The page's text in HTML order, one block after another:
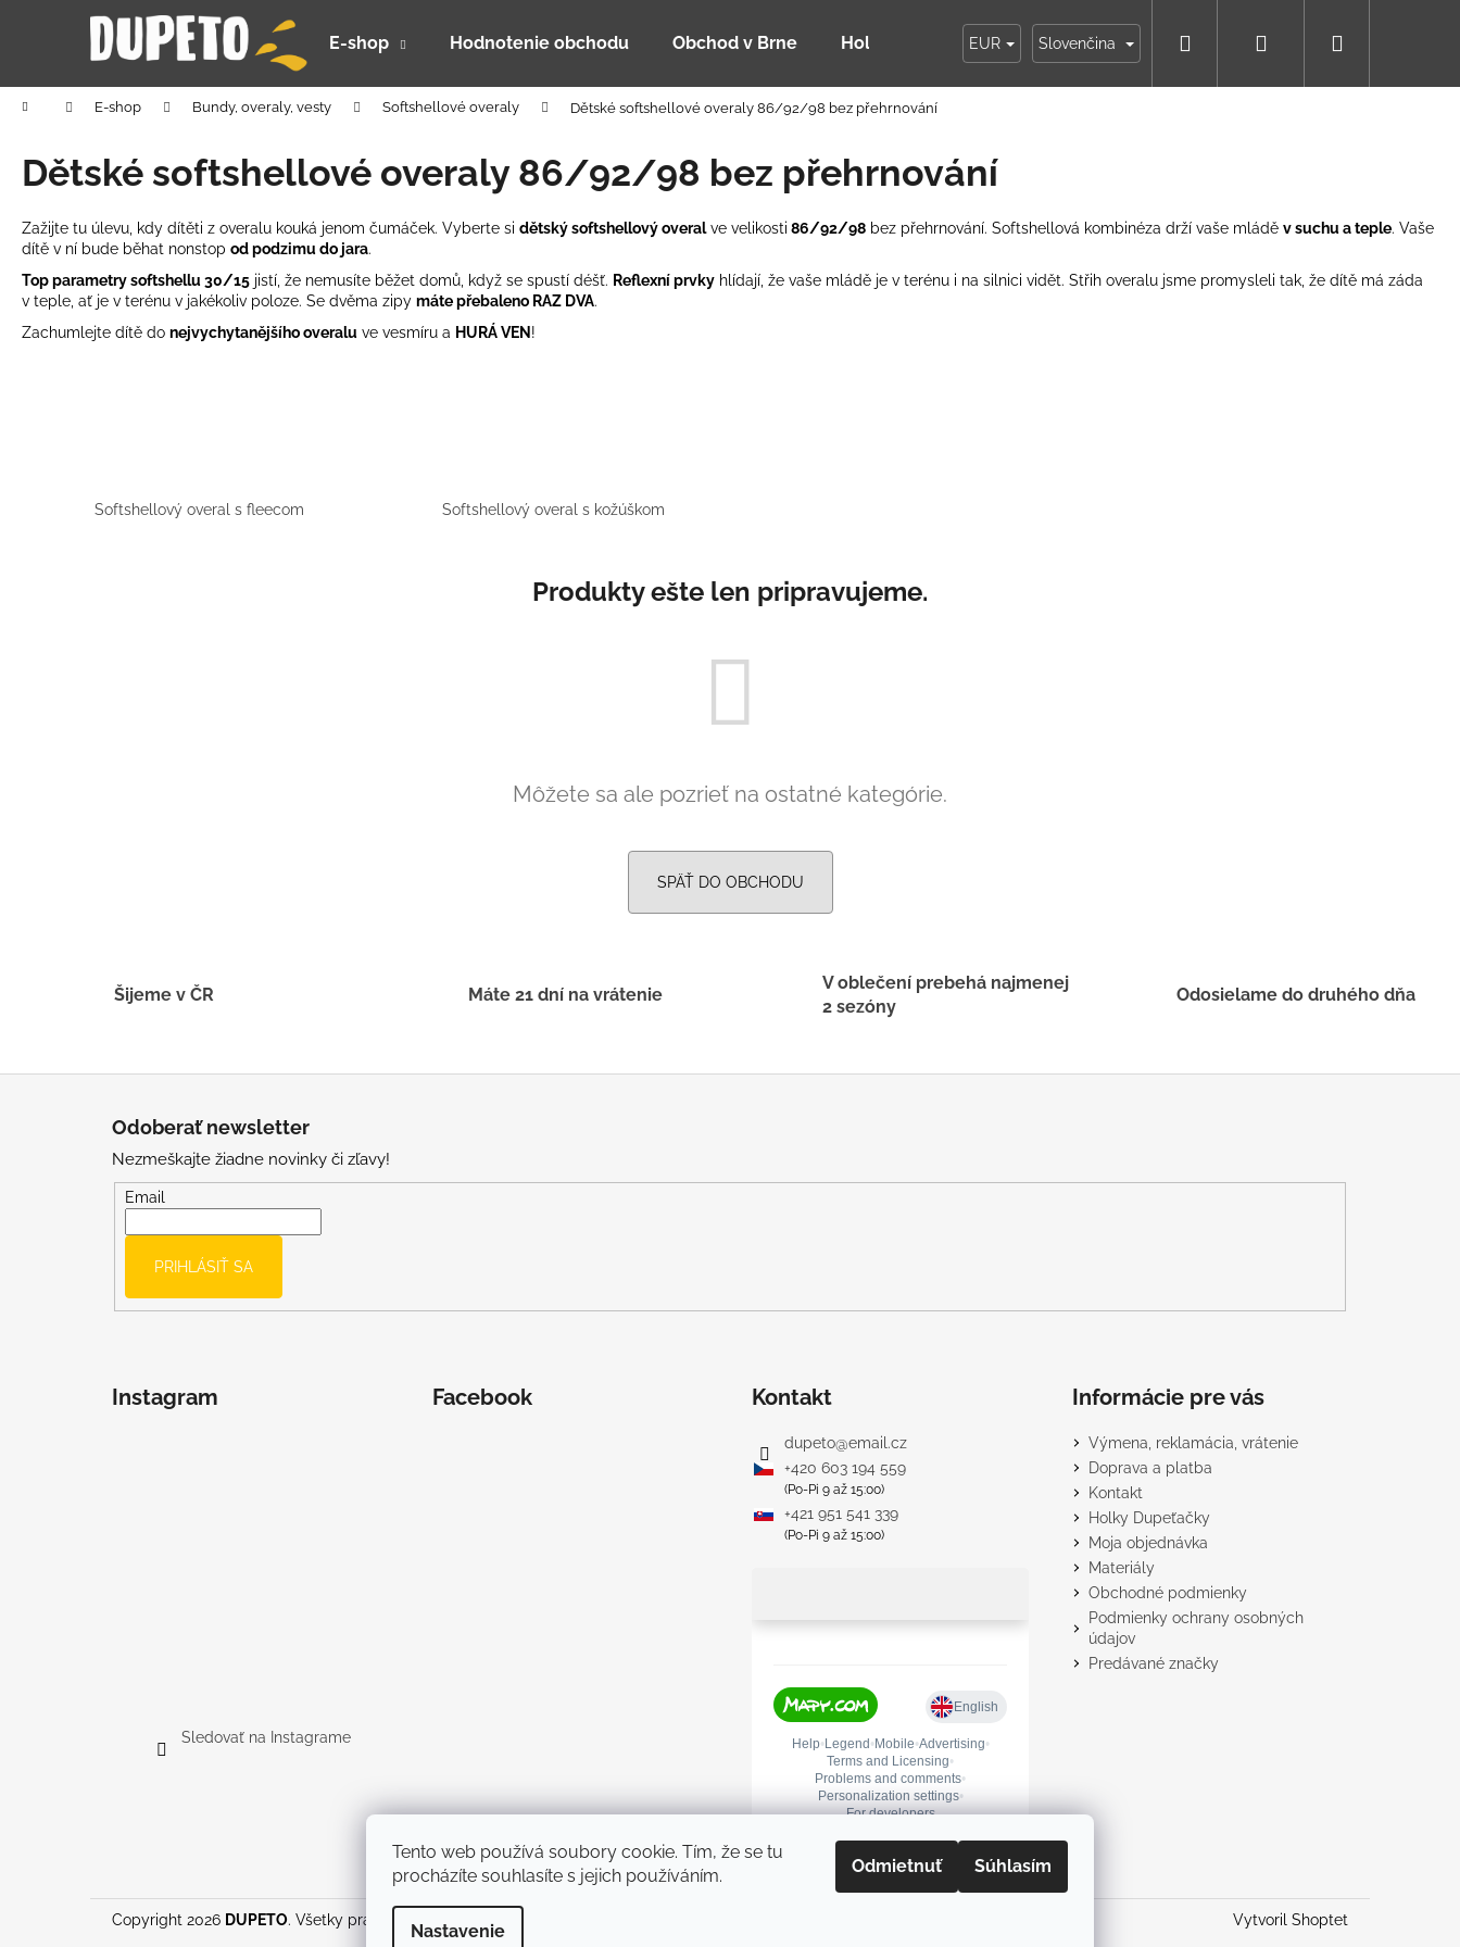
Tento web používá soubory cookie. Tím, že se tu
procházíte souhlasíte s jejich používáním.
Nastavenie
Odmietnuť Súhlasím
E-shop Hodnotenie obchodu Obchod v Brne Holky Dupeťačky Moja objednávka
EUR Slovenčina Prihlásenie
Domov E-shop Bundy, overaly, vesty Softshellové overaly Dětské softshellové overaly 86/92/98 bez přehrnování
Dětské softshellové overaly 86/92/98 bez přehrnování
Zažijte tu úlevu, kdy dítěti z overalu kouká jenom čumáček. Vyberte si dětský softshellový overal ve velikosti 86/92/98 bez přehrnování. Softshellová kombinéza drží vaše mládě v suchu a teple. Vaše
dítě v ní bude běhat nonstop od podzimu do jara.
Top parametry softshellu 30/15 jistí, že nemusíte běžet domů, když se spustí déšť. Reflexní prvky hlídají, že vaše mládě je v terénu i na silnici vidět. Střih overalu jsme promysleli tak, že dítě má záda
v teple, ať je v terénu v jakékoliv poloze. Se dvěma zipy máte přebaleno RAZ DVA.
Zachumlejte dítě do nejvychytanějšího overalu ve vesmíru a HURÁVEN!
Softshellový overal s fleecom Softshellový overal s kožúškom
Produkty ešte len pripravujeme.
Môžete sa ale pozrieť na ostatné kategórie.
SPÄŤ DO OBCHODU
Šijeme v ČR Máte 21 dní na vrátenie
V oblečení prebehá najmenej
2 sezóny
Odosielame do druhého dňa
í
Späť
do
Späť
do
Čo potrebujete nájsť?
Odporúčame
€16
€16
Odoberať newsletter
Nezmeškajte žiadne novinky či zľavy!
Email
PRIHLÁSIŤ SA
Instagram
Sledovať na Instagrame
Facebook Kontakt
dupeto@email.cz
+420 603 194 559
(Po-Pi 9 až 15:00)
+421 951 541 339
(Po-Pi 9 až 15:00)
Informácie pre vás
Výmena, reklamácia, vrátenie
Doprava a platba
Kontakt
Holky Dupeťačky
Moja objednávka
Materiály
Obchodné podmienky
Podmienky ochrany osobných
údajov
Predávané značky
Vytvoril Shoptet
Copyright 2026 DUPETO. Všetky práva vyhradené. Upraviť nastavenie cookies